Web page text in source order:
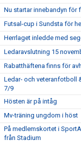
Nu startar innebandyn
Futsal-cup i Sundsta för
Herrlaget inledde med
Ledaravslutning 15
Rabatthäftena finns för
Ledar- och veteranfotboll
7/9
Hösten är på intåg
Mv-träning ungdom i höst
På medlemskortet i
från Stadium